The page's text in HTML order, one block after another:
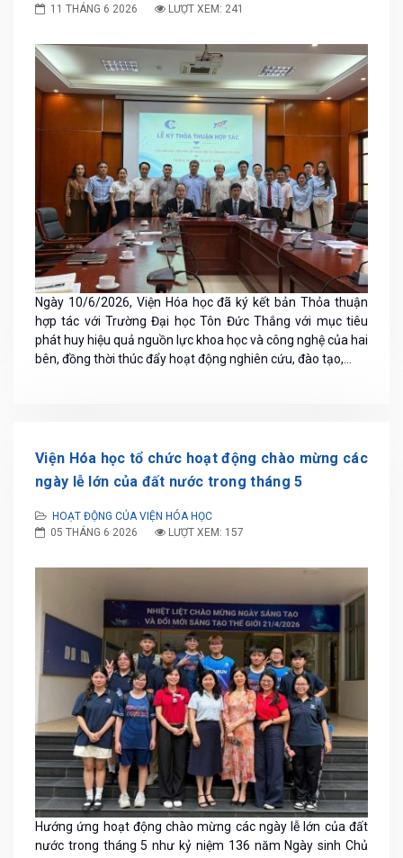
11 THÁNG 6 2026
LƯỢT XEM: 241
Ngày 10/6/2026, Viện Hóa học đã ký kết bản Thỏa thuận
hợp tác với Trường Đại học Tôn Đức Thắng với mục tiêu
phát huy hiệu quả nguồn lực khoa học và công nghệ của hai
bên, đồng thời thúc đẩy hoạt động nghiên cứu, đào tạo,...
Viện Hóa học tổ chức hoạt động chào mừng các
ngày lễ lớn của đất nước trong tháng 5
HOẠT ĐỘNG CỦA VIỆN HÓA HỌC
05 THÁNG 6 2026
LƯỢT XEM: 157
Hướng ứng hoạt động chào mừng các ngày lễ lớn của đất
nước trong tháng 5 như kỷ niệm 136 năm Ngày sinh Chủ